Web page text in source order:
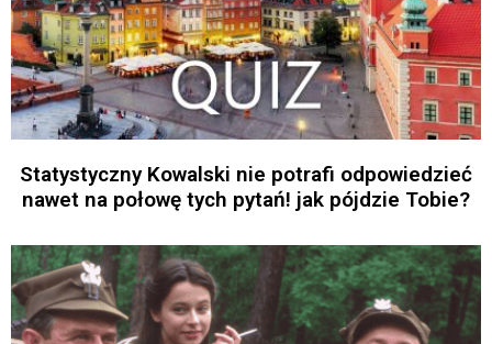
Statystyczny Kowalski nie potrafi odpowiedzieć
nawet na połowę tych pytań! jak pójdzie Tobie?